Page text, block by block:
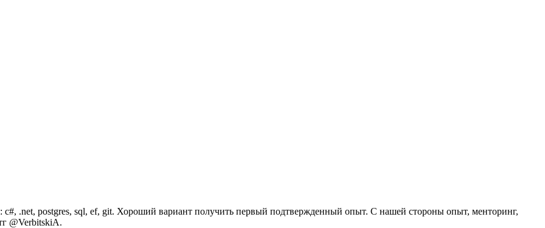
.net, postgres, sql, ef, git. Хороший вариант получить первый подтвержденный опыт. С нашей стороны опыт, менторинг,
@VerbitskiA.